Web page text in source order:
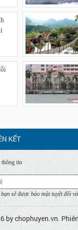
KẾT
tin
sẽ được bảo mật tuyệt đối
bychophuyen.vn.